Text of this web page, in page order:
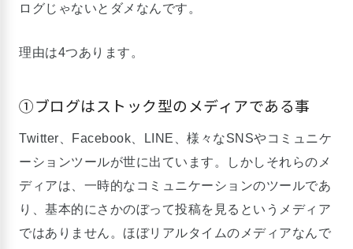
ログじゃないとダメなんです。
理由は4つあります。
①ブログはストック型のメディアである事
Twitter、Facebook、LINE、様々なSNSやコミュニケ
ーションツールが世に出ています。しかしそれらのメ
ディアは、一時的なコミュニケーションのツールであ
り、基本的にさかのぼって投稿を見るというメディア
ではありません。ほぼリアルタイムのメディアなんで